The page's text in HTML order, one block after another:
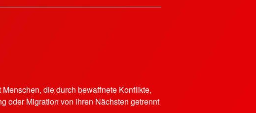
die durch bewaffnete Konflikte,
oder Migration von ihren Nächsten getrennt